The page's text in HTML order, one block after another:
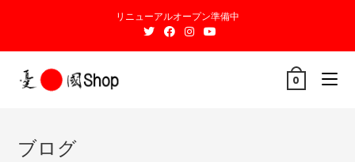
リニューアルオープン準備中
0
ブログ